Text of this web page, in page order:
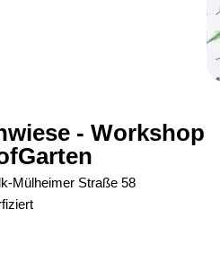
- Workshop
Mülheimer Straße 58